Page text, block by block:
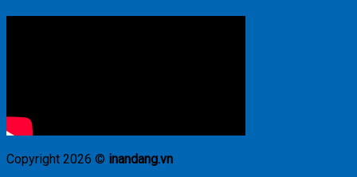
Copyright 2026 © inandang.vn